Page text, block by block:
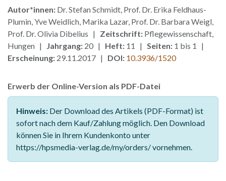
Autor*innen: Dr. Stefan Schmidt, Prof. Dr. Erika Feldhaus-
Plumin, Yve Weidlich, Marika Lazar, Prof. Dr. Barbara Weigl,
Prof. Dr. Olivia Dibelius | Zeitschrift: Pflegewissenschaft,
Hungen | Jahrgang: 20 | Heft: 11 | Seiten: 1 bis 1 |
Erscheinung: 29.11.2017 | DOI: 10.3936/1520
Erwerb der Online-Version als PDF-Datei
Hinweis: Der Download des Artikels (PDF-Format) ist
sofort nach dem Kauf/Zahlung möglich. Den Download
können Sie in Ihrem Kundenkonto unter
https://hpsmedia-verlag.de/my/orders/ vornehmen.